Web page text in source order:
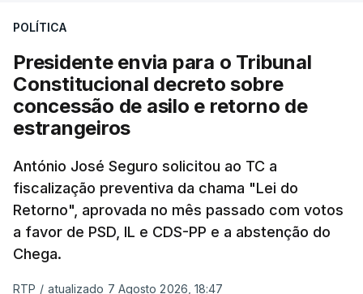
sistema mais simples, mais justo e transparente".
"Sempre que seja possível reduzir burocracias,
eliminar sobreposições e garantir que os apoios
chegam a quem mais necessita, estaremos a dar
um passo na direção certa", argumenta o
Presidente da República.
Assegurar que "ninguém é
prejudicado"
POLÍTICA
Presidente envia para o Tribunal
Constitucional decreto sobre
concessão de asilo e retorno de
estrangeiros
António José Seguro solicitou ao TC a
fiscalização preventiva da chama "Lei do
Retorno", aprovada no mês passado com votos
a favor de PSD, IL e CDS-PP e a abstenção do
Chega.
RTP / atualizado 7 Agosto 2026, 18:47